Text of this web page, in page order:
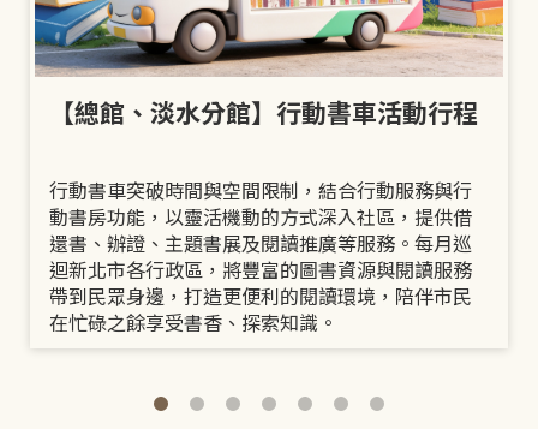
【總館、淡水分館】行動書車活動行程
行動書車突破時間與空間限制，結合行動服務與行
動書房功能，以靈活機動的方式深入社區，提供借
還書、辦證、主題書展及閱讀推廣等服務。每月巡
迴新北市各行政區，將豐富的圖書資源與閱讀服務
帶到民眾身邊，打造更便利的閱讀環境，陪伴市民
在忙碌之餘享受書香、探索知識。